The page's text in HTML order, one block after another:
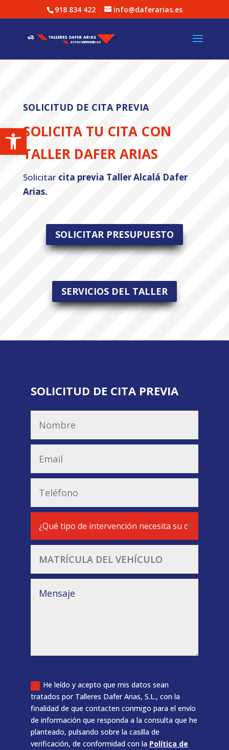
Abrir barra de herramientas
918 834 422 info@daferarias.es
SOLICITUD DE CITA PREVIA
SOLICITA TU CITA CON
TALLER DAFER ARIAS
Solicitar cita previa Taller Alcalá Dafer
Arias.
SOLICITAR PRESUPUESTO
SERVICIOS DEL TALLER
SOLICITUD DE CITA PREVIA
He leído y acepto que mis datos sean
tratados por Talleres Dafer Arias, S.L., con la
finalidad de que contacten conmigo para el envío
de información que responda a la consulta que he
planteado, pulsando sobre la casilla de
verificación, de conformidad con la Política de